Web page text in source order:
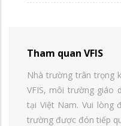
Tham quan VFIS
Nhà trường trân trọng
VFIS, môi trường giáo
tại Việt Nam. Vui lòng
trường được đón tiếp